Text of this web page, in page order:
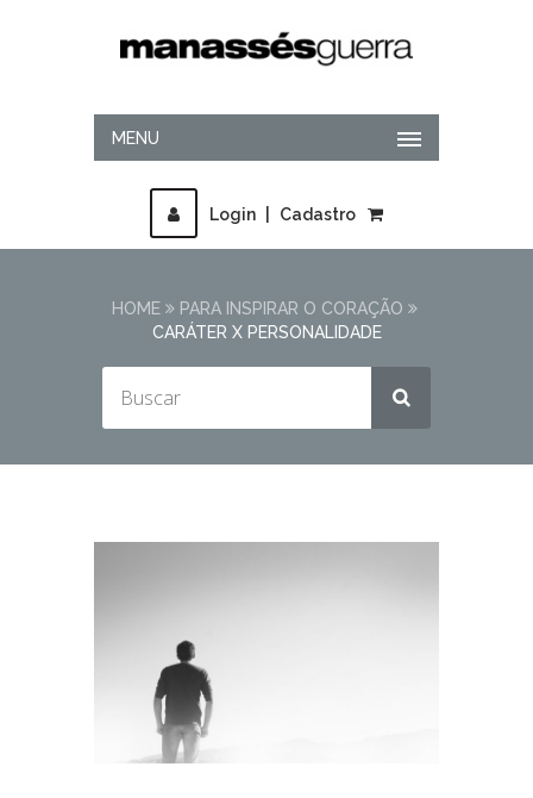
MENU
Login Cadastro
HOME
PARA INSPIRAR O CORAÇÃO
CARÁTER X PERSONALIDADE